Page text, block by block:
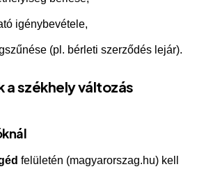
igénybevétele,
(pl. bérleti szerződés lejár).
a székhely változás
felületén (magyarorszag.hu) kell